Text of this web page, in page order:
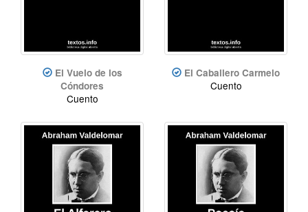
El Vuelo de los
Cóndores
Cuento
El Caballero Carmelo
Cuento